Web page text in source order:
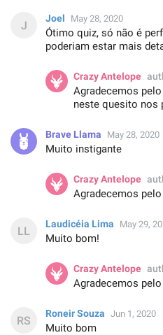
Joel May 28, 2020
Ótimo quiz, só não é
poderiam estar mais
Crazy Antelope
Agradecemos
neste quesito nos
Brave Llama May 28, 2020
Muito instigante
Crazy Antelope
Agradecemos
Laudicéia Lima May 29,
Muito bom!
Crazy Antelope
Agradecemos
Roneir Souza Jun 1, 2020
Muito bom